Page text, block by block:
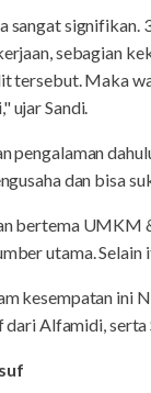
sangat signifikan.
sebagian
tersebut. Maka
ujar Sandi.
pengalaman
dan bisa
bertema UMKM
utama.
kesempatan ini
Alfamidi, serta